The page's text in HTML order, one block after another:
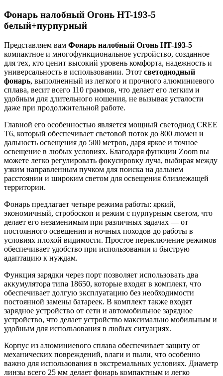
Фонарь налобный Огонь HT-193-5
белый+пурпурный
Представляем вам Фонарь налобный Огонь HT-193-5 —
компактное и многофункциональное устройство, созданное
для тех, кто ценит высокий уровень комфорта, надежность и
универсальность в использовании. Этот светодиодный
фонарь, выполненный из легкого и прочного алюминиевого
сплава, весит всего 110 граммов, что делает его легким и
удобным для длительного ношения, не вызывая усталости
даже при продолжительной работе.
Главной его особенностью является мощный светодиод CREE
T6, который обеспечивает световой поток до 800 люмен и
дальность освещения до 500 метров, даря яркое и точное
освещение в любых условиях. Благодаря функции Zoom вы
можете легко регулировать фокусировку луча, выбирая между
узким направленным пучком для поиска на дальнем
расстоянии и широким светом для освещения близлежащей
территории.
Фонарь предлагает четыре режима работы: яркий,
экономичный, стробоскоп и режим с пурпурным светом, что
делает его незаменимым при различных задачах — от
постоянного освещения и ночных походов до работы в
условиях плохой видимости. Простое переключение режимов
обеспечивает удобство при использовании и быструю
адаптацию к нуждам.
Функция зарядки через порт позволяет использовать два
аккумулятора типа 18650, которые входят в комплект, что
обеспечивает долгую эксплуатацию без необходимости
постоянной замены батареек. В комплект также входят
зарядное устройство от сети и автомобильное зарядное
устройство, что делает устройство максимально мобильным и
удобным для использования в любых ситуациях.
Корпус из алюминиевого сплава обеспечивает защиту от
механических повреждений, влаги и пыли, что особенно
важно для использования в экстремальных условиях. Диаметр
линзы всего 25 мм делает фонарь компактным и легко